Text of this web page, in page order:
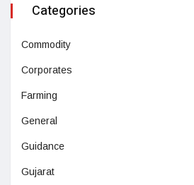
Categories
Commodity
Corporates
Farming
General
Guidance
Gujarat